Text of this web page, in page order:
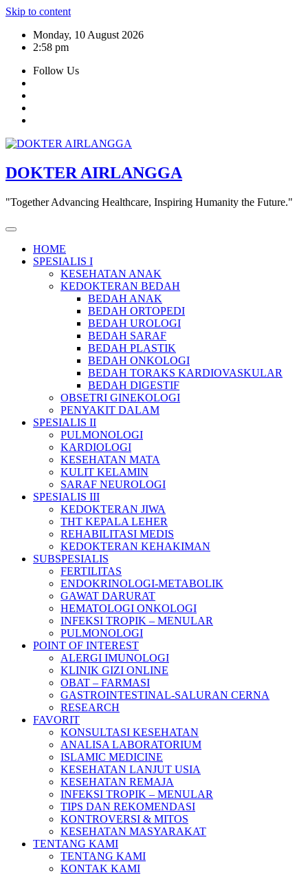
Skip to content
Monday, 10 August 2026
2:58 pm
Follow Us
DOKTER AIRLANGGA
"Together Advancing Healthcare, Inspiring Humanity the Future."
HOME
SPESIALIS I
KESEHATAN ANAK
KEDOKTERAN BEDAH
BEDAH ANAK
BEDAH ORTOPEDI
BEDAH UROLOGI
BEDAH SARAF
BEDAH PLASTIK
BEDAH ONKOLOGI
BEDAH TORAKS KARDIOVASKULAR
BEDAH DIGESTIF
OBSETRI GINEKOLOGI
PENYAKIT DALAM
SPESIALIS II
PULMONOLOGI
KARDIOLOGI
KESEHATAN MATA
KULIT KELAMIN
SARAF NEUROLOGI
SPESIALIS III
KEDOKTERAN JIWA
THT KEPALA LEHER
REHABILITASI MEDIS
KEDOKTERAN KEHAKIMAN
SUBSPESIALIS
FERTILITAS
ENDOKRINOLOGI-METABOLIK
GAWAT DARURAT
HEMATOLOGI ONKOLOGI
INFEKSI TROPIK – MENULAR
PULMONOLOGI
POINT OF INTEREST
ALERGI IMUNOLOGI
KLINIK GIZI ONLINE
OBAT – FARMASI
GASTROINTESTINAL-SALURAN CERNA
RESEARCH
FAVORIT
KONSULTASI KESEHATAN
ANALISA LABORATORIUM
ISLAMIC MEDICINE
KESEHATAN LANJUT USIA
KESEHATAN REMAJA
INFEKSI TROPIK – MENULAR
TIPS DAN REKOMENDASI
KONTROVERSI & MITOS
KESEHATAN MASYARAKAT
TENTANG KAMI
TENTANG KAMI
KONTAK KAMI